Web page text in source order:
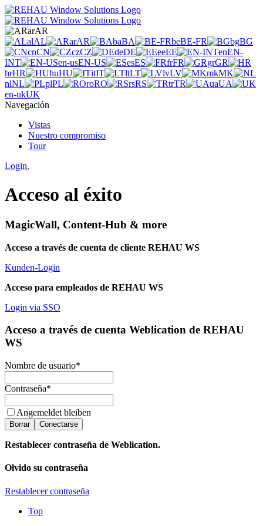
arAR
alAL arAR baBA beBE-FR bgBG
cnCN czCZ deDE eeEE enEN-
INT
en-usEN-US esES frFR grGR
hrHR huHU itIT ltLT lvLV mkMK
nlNL plPL roRO rsRS trTR uaUA
en-ukUK
Navegación
Vistas
Nuestro compromiso
Tour
Login.
Acceso al éxito
MagicWall, Content-Hub & more
Acceso a través de cuenta de cliente REHAU WS
Kunden-Login
Acceso para empleados de REHAU WS
Login via SSO
Acceso a través de cuenta Weblication de REHAU
WS
Nombre de usuario*
Contraseña*
Angemeldet bleiben
Borrar Conectarse
Restablecer contraseña de Weblication.
Olvido su contraseña
Restablecer contraseña
Top